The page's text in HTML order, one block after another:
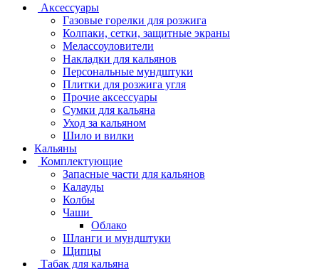
Аксессуары
Газовые горелки для розжига
Колпаки, сетки, защитные экраны
Мелассоуловители
Накладки для кальянов
Персональные мундштуки
Плитки для розжига угля
Прочие аксессуары
Сумки для кальяна
Уход за кальяном
Шило и вилки
Кальяны
Комплектующие
Запасные части для кальянов
Калауды
Колбы
Чаши
Облако
Шланги и мундштуки
Щипцы
Табак для кальяна